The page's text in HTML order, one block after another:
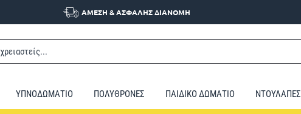
ΑΜΕΣΗ & ΑΣΦΑΛΗΣ ΔΙΑΝΟΜΗ
ΥΠΝΟΔΩΜΑΤΙΟ ΠΟΛΥΘΡΟΝΕΣ ΠΑΙΔΙΚΟ ΔΩΜΑΤΙΟ ΝΤΟΥΛΑΠΕΣ